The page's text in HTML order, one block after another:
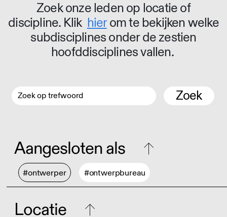
Zoek onze leden op locatie of
discipline. Klik hierom te bekijken welke
subdisciplines onder de zestien
hoofddisciplines vallen.
Zoek
Aangesloten als
#ontwerper #ontwerpbureau
Locatie